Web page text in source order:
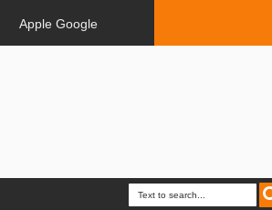
Apple Google